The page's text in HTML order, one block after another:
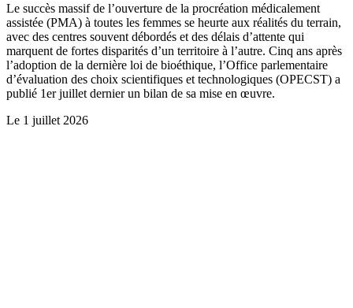
Le succès massif de l’ouverture de la procréation médicalement
assistée (PMA) à toutes les femmes se heurte aux réalités du terrain,
avec des centres souvent débordés et des délais d’attente qui
marquent de fortes disparités d’un territoire à l’autre. Cinq ans après
l’adoption de la dernière loi de bioéthique, l’Office parlementaire
d’évaluation des choix scientifiques et technologiques (OPECST) a
publié 1er juillet dernier un bilan de sa mise en œuvre.
Le 1 juillet 2026